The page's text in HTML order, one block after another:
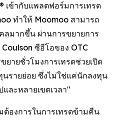
เข้ากับแพลตฟอร์มการเทรด
ทำให้ Moomoo สามารถ
ลมากขึ้น ผ่านการขยายการ
ซีอีโอของ OTC
ยายชั่วโมงการเทรดช่วยเปิด
รายย่อย ซึ่งไม่ใช่แค่นักลงทุน
ละหลายเขตเวลา"
ต้องการในการเทรดข้ามคืน